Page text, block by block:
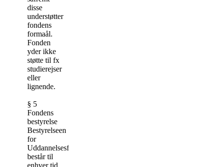
disse
understøtter
fondens
formaål.
Fonden
yder ikke
støtte til fx
studierejser
eller
lignende.
§ 5
Fondens
bestyrelse
Bestyrelseen
for
Uddannelsesfonden
består til